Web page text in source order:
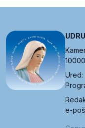
Ured:
e-